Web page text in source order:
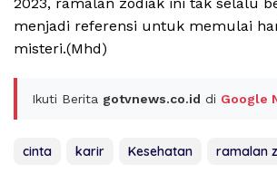
menjadi referensi untuk memulai
misteri.(Mhd)
Ikuti Berita gotvnews.co.id di Google
cinta karir Kesehatan ramalan